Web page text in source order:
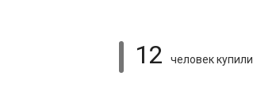
12 человек купили